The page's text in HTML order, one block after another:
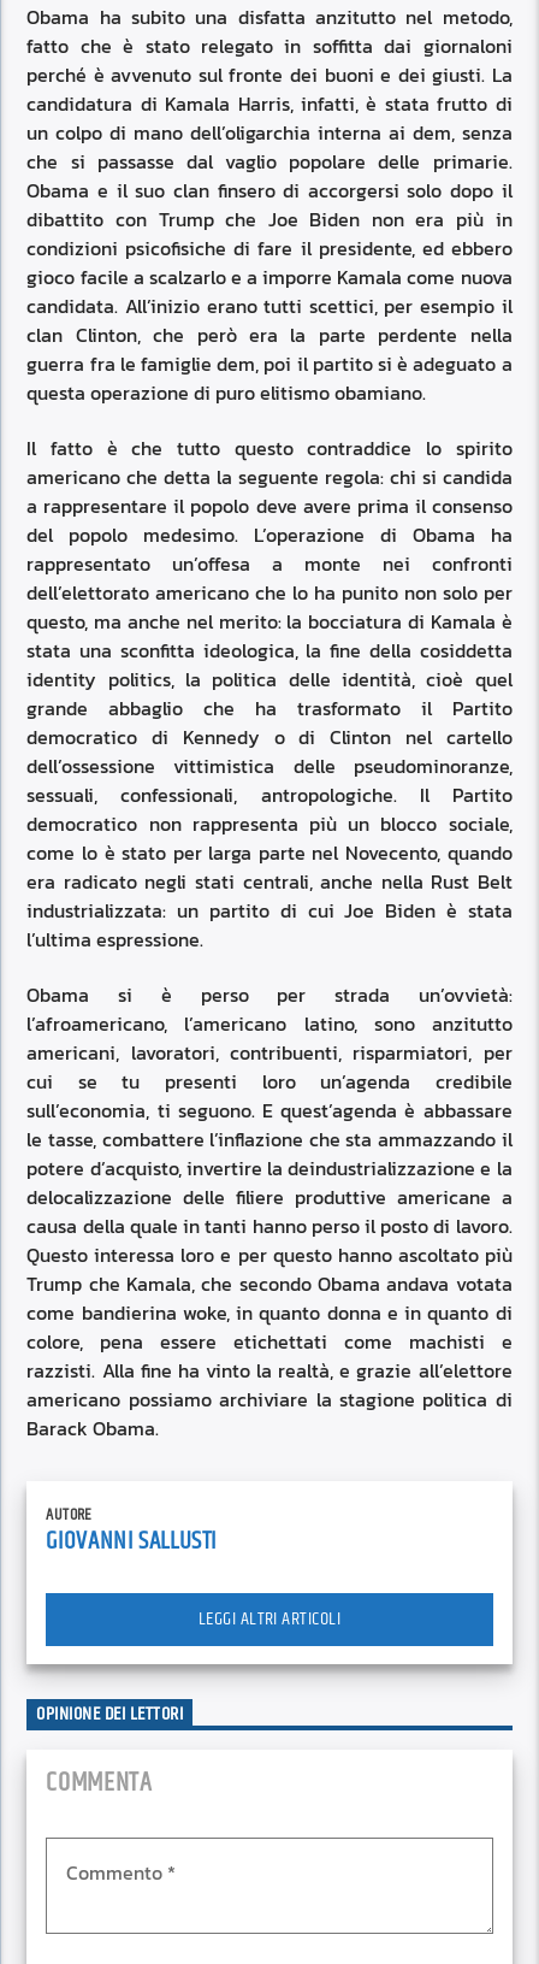
Obama ha subito una disfatta anzitutto nel metodo,
fatto che è stato relegato in soffitta dai giornaloni
perché è avvenuto sul fronte dei buoni e dei giusti. La
candidatura di Kamala Harris, infatti, è stata frutto di
un colpo di mano dell’oligarchia interna ai dem, senza
che si passasse dal vaglio popolare delle primarie.
Obama e il suo clan finsero di accorgersi solo dopo il
dibattito con Trump che Joe Biden non era più in
condizioni psicofisiche di fare il presidente, ed ebbero
gioco facile a scalzarlo e a imporre Kamala come nuova
candidata. All’inizio erano tutti scettici, per esempio il
clan Clinton, che però era la parte perdente nella
guerra fra le famiglie dem, poi il partito si è adeguato a
questa operazione di puro elitismo obamiano.
Il fatto è che tutto questo contraddice lo spirito
americano che detta la seguente regola: chi si candida
a rappresentare il popolo deve avere prima il consenso
del popolo medesimo. L’operazione di Obama ha
rappresentato un’offesa a monte nei confronti
dell’elettorato americano che lo ha punito non solo per
questo, ma anche nel merito: la bocciatura di Kamala è
stata una sconfitta ideologica, la fine della cosiddetta
identity politics, la politica delle identità, cioè quel
grande abbaglio che ha trasformato il Partito
democratico di Kennedy o di Clinton nel cartello
dell’ossessione vittimistica delle pseudominoranze,
sessuali, confessionali, antropologiche. Il Partito
democratico non rappresenta più un blocco sociale,
come lo è stato per larga parte nel Novecento, quando
era radicato negli stati centrali, anche nella Rust Belt
industrializzata: un partito di cui Joe Biden è stata
l’ultima espressione.
Obama si è perso per strada un’ovvietà:
l’afroamericano, l’americano latino, sono anzitutto
americani, lavoratori, contribuenti, risparmiatori, per
cui se tu presenti loro un’agenda credibile
sull’economia, ti seguono. E quest’agenda è abbassare
le tasse, combattere l’inflazione che sta ammazzando il
potere d’acquisto, invertire la deindustrializzazione e la
delocalizzazione delle filiere produttive americane a
causa della quale in tanti hanno perso il posto di lavoro.
Questo interessa loro e per questo hanno ascoltato più
Trump che Kamala, che secondo Obama andava votata
come bandierina woke, in quanto donna e in quanto di
colore, pena essere etichettati come machisti e
razzisti. Alla fine ha vinto la realtà, e grazie all’elettore
americano possiamo archiviare la stagione politica di
Barack Obama.
AUTORE
GIOVANNI SALLUSTI
LEGGI ALTRI ARTICOLI
OPINIONE DEI LETTORI
COMMENTA